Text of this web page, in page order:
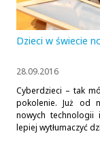
Dzieci w świecie
28.09.2016
Cyberdzieci – tak
pokolenie. Już od
nowych
lepiej wytłumaczyć